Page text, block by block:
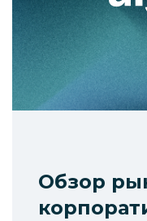
Обзор